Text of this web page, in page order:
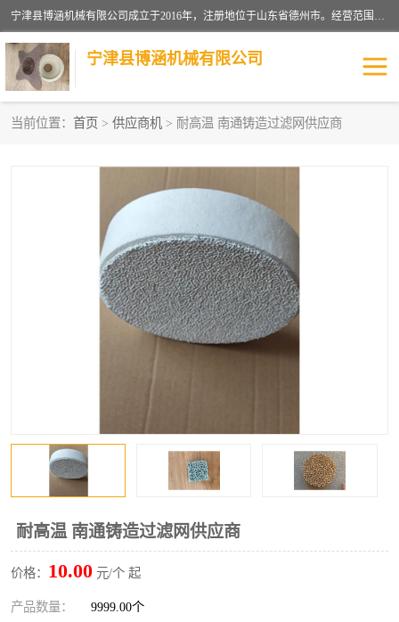
宁津县博涵机械有限公司成立于2016年，注册地位于山东省德州市。经营范围包括：机械设备研发、生产及销售，铸造用造型材料生产、销售，玻璃纤维及制品制造、销售，汽车零配件零售，机械零件、零部件加工，机械零件、零部件销售等；主要产品有：纤维过滤网,陶瓷过滤器,泡沫陶瓷过滤器,耐高温纤维过滤器,铸铁过滤器,铸铜过滤网,铸铝过滤网,铝轮毂过滤网,高效过滤网,高效陶瓷过滤网,高效纤维过滤网。
宁津县博涵机械有限公司
当前位置： 首页 > 供应商机 > 耐高温 南通铸造过滤网供应商
耐高温 南通铸造过滤网供应商
价格： 10.00 元/个 起
产品数量： 9999.00个
挡渣棉
避脏网